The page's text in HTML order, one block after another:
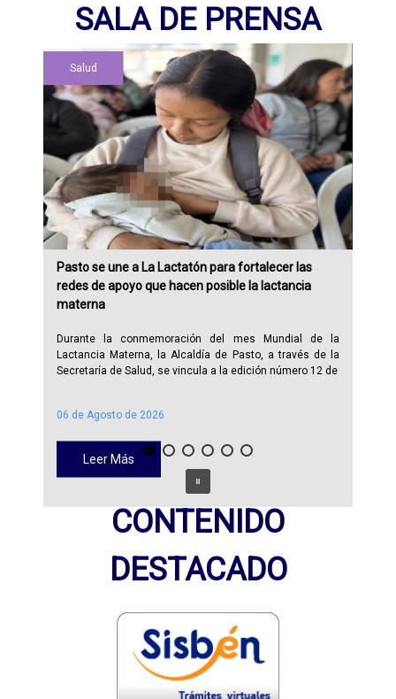
SALA DE PRENSA
06 de Agosto de 2026
Leer Más
Salud
Pasto se une a La Lactatón para fortalecer las
redes de apoyo que hacen posible la lactancia
materna
Durante la conmemoración del mes Mundial de la
Lactancia Materna, la Alcaldía de Pasto, a través de la
Secretaría de Salud, se vincula a la edición número 12 de
CONTENIDO
DESTACADO